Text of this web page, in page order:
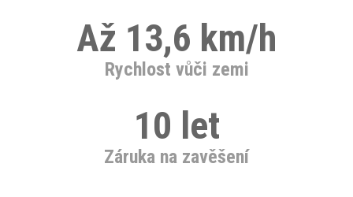
Rychlost vůči zemi
Až 13,6 km/h
Záruka na zavěšení
10 let